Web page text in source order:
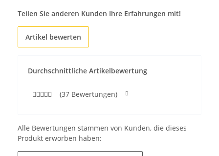
Durchschnittliche Artikelbewertung
(37 Bewertungen)
Teilen Sie anderen Kunden Ihre Erfahrungen mit!
Artikel bewerten
Alle Bewertungen stammen von Kunden, die dieses
Produkt erworben haben: